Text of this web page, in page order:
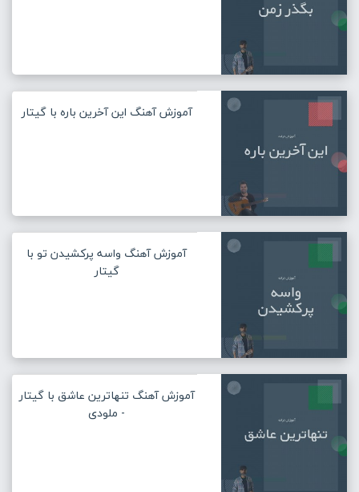
آموزش آهنگ این آخرین باره با گیتار
آموزش آهنگ واسه پرکشیدن تو با
گیتار
آموزش آهنگ تنهاترین عاشق با گیتار
- ملودی